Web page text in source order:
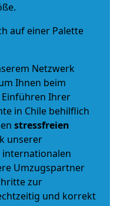
auf einer Palette
Netzwerk
Ihnen beim
Ihrer
in Chile behilflich
stressfreien
unserer
internationalen
Umzugspartner
zur
und korrekt